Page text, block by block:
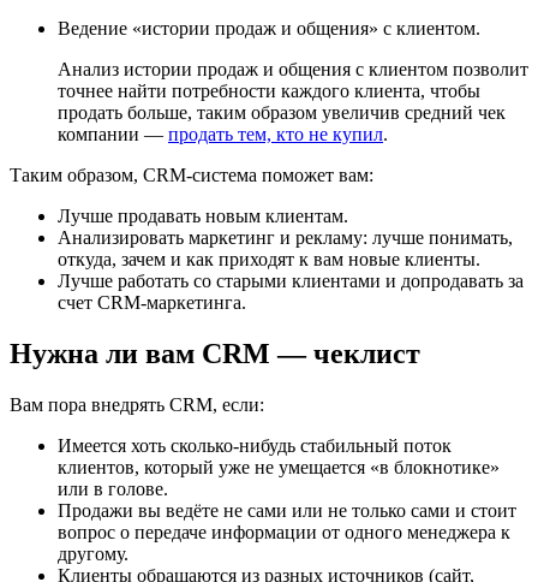
Ведение «истории продаж и общения» с клиентом.
Анализ истории продаж и общения с клиентом позволит
точнее найти потребности каждого клиента, чтобы
продать больше, таким образом увеличив средний чек
компании — продать тем, кто не купил.
Таким образом, CRM-система поможет вам:
Лучше продавать новым клиентам.
Анализировать маркетинг и рекламу: лучше понимать,
откуда, зачем и как приходят к вам новые клиенты.
Лучше работать со старыми клиентами и допродавать за
счет CRM-маркетинга.
Нужна ли вам CRM — чеклист
Вам пора внедрять CRM, если:
Имеется хоть сколько-нибудь стабильный поток
клиентов, который уже не умещается «в блокнотике»
или в голове.
Продажи вы ведёте не сами или не только сами и стоит
вопрос о передаче информации от одного менеджера к
другому.
Клиенты обращаются из разных источников (сайт,